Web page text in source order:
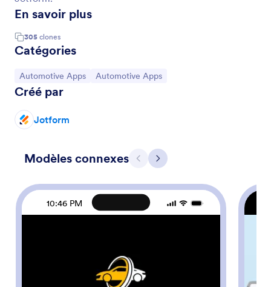
En savoir plus
305 clones
Catégories
Accéder à la catégorie :
Automotive Apps Accéder à la catégorie :
Automotive Apps
Créé par
Jotform
Modèles connexes Précédent
Suivant
10:46 PM